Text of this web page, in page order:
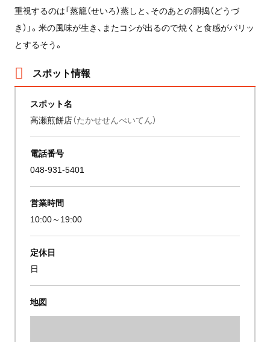
重視するのは「蒸籠（せいろ）蒸しと、そのあとの胴搗（どうづ
き）」。米の風味が生き、またコシが出るので焼くと食感がパリッ
とするそう。
スポット情報
スポット名
高瀬煎餅店（たかせせんべいてん）
電話番号
048-931-5401
営業時間
10:00～19:00
定休日
日
地図